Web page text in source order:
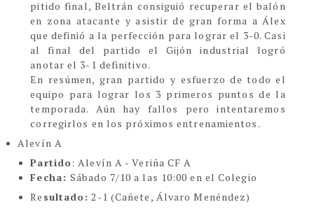
pitido final, Beltrán consiguió recuperar el balón
en zona atacante y asistir de gran forma a Álex
que definió a la perfección para lograr el 3-0. Casi
al final del partido el Gijón industrial logró
anotar el 3-1 definitivo.
En resúmen, gran partido y esfuerzo de todo el
equipo para lograr los 3 primeros puntos de la
temporada. Aún hay fallos pero intentaremos
corregirlos en los próximos entrenamientos.
Alevín A
Partido: Alevín A - Veriña CF A
Fecha:Sábado 7/10 a las 10:00 en el Colegio
Re sultado: 2-1 (Cañete, Álvaro Menéndez)